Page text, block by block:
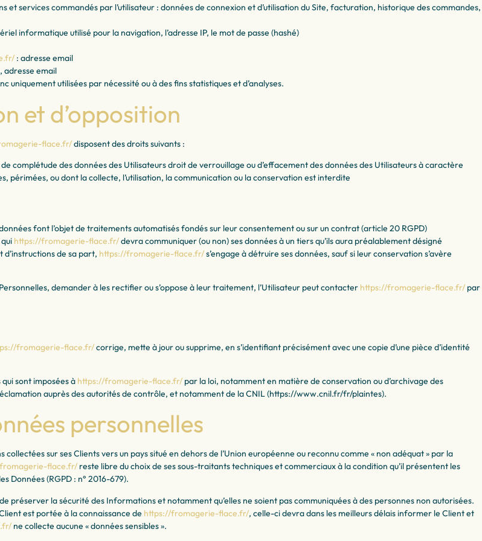
services commandés par l’utilisateur : données de connexion et d’utilisation du Site, facturation, historique des commandes,
informatique utilisé pour la navigation, l’adresse IP, le mot de passe (hashé)
: adresse email
adresse email
uniquement utilisées par nécessité ou à des fins statistiques et d’analyses.
et d’opposition
flace.fr/disposent des droits suivants :
complétude des données des Utilisateurs droit de verrouillage ou d’effacement des données des Utilisateurs à caractère
périmées, ou dont la collecte, l’utilisation, la communication ou la conservation est interdite
font l’objet de traitements automatisés fondés sur leur consentement ou sur un contrat (article 20 RGPD)
https://fromagerie-flace.fr/devra communiquer (ou non) ses données à un tiers qu’ils aura préalablement désigné
d’instructions de sa part, https://fromagerie-flace.fr/s’engage à détruire ses données, sauf si leur conservation s’avère
demander à les rectifier ou s’oppose à leur traitement, l’Utilisateur peut contacter https://fromagerie-flace.fr/ par
fromagerie-flace.fr/corrige, mette à jour ou supprime, en s’identifiant précisément avec une copie d’une pièce d’identité
sont imposées à https://fromagerie-flace.fr/ par la loi, notamment en matière de conservation ou d’archivage des
auprès des autorités de contrôle, et notamment de la CNIL (https://www.cnil.fr/fr/plaintes).
personnelles
sur ses Clients vers un pays situé en dehors de l’Union européenne ou reconnu comme « non adéquat » par la
flace.fr/ reste libre du choix de ses sous-traitants techniques et commerciaux à la condition qu’il présentent les
Données (RGPD : n° 2016-679).
préserver la sécurité des Informations et notamment qu’elles ne soient pas communiquées à des personnes non autorisées.
est portée à la connaissance de https://fromagerie-flace.fr/, celle-ci devra dans les meilleurs délais informer le Client et
ne collecte aucune « données sensibles ».